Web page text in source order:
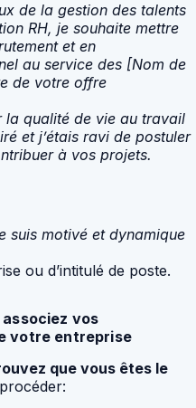
de la gestion des talents
RH, je souhaite mettre
et en
au service des [Nom de
de votre offre
la qualité de vie au travail
et j’étais ravi de postuler
à vos projets.
suis motivé et dynamique
ou d’intitulé de poste.
vos
votre entreprise
que vous êtes le